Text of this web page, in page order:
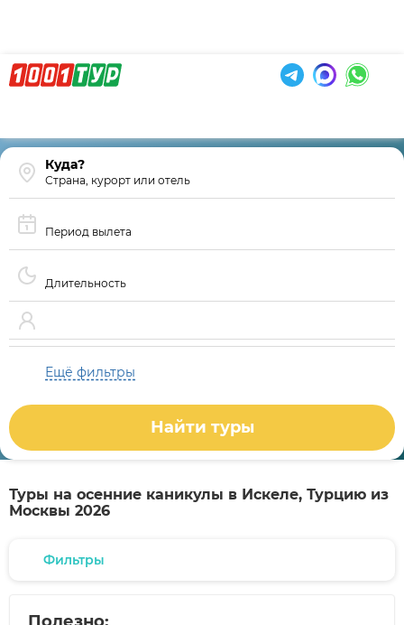
Страна, курорт или отель
Период вылета
Длительность
Ещё фильтры
Найти туры
Туры на осенние каникулы в Искеле, Турцию из
Москвы 2026
Фильтры